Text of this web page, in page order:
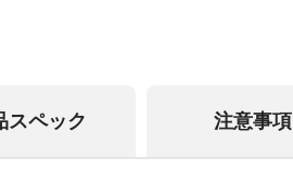
スペック 注意事項